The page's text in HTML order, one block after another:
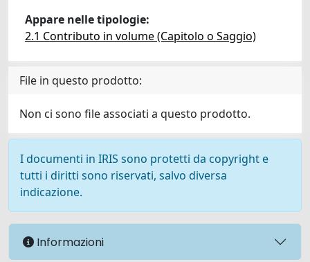
Appare nelle tipologie:
2.1 Contributo in volume (Capitolo o Saggio)
File in questo prodotto:
Non ci sono file associati a questo prodotto.
I documenti in IRIS sono protetti da copyright e
tutti i diritti sono riservati, salvo diversa
indicazione.
Informazioni